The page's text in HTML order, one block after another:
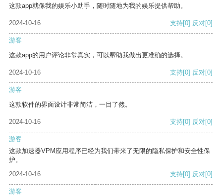
这款app就像我的娱乐小助手，随时随地为我的娱乐提供帮助。
2024-10-16 支持[0] 反对[0]
游客
这款app的用户评论非常真实，可以帮助我做出更准确的选择。
2024-10-16 支持[0] 反对[0]
游客
这款软件的界面设计非常简洁，一目了然。
2024-10-16 支持[0] 反对[0]
游客
这款加速器VPM应用程序已经为我们带来了无限的隐私保护和安全性保
护。
2024-10-16
支持[0] 反对[0]
游客